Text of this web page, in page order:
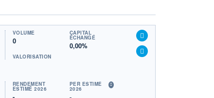
VOLUME
0
CAPITAL
ÉCHANGÉ
0,00%
VALORISATION
RENDEMENT
ESTIMÉ 2026
PER ESTIMÉ
2026